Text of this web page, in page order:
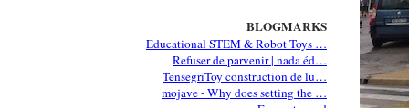
BLOGMARKS
Educational STEM & Robot Toys …
Refuser de parvenir | nada éd…
TensegriToy construction de lu…
mojave - Why does setting the …